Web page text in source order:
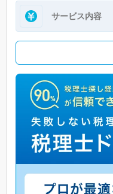
サービス内容